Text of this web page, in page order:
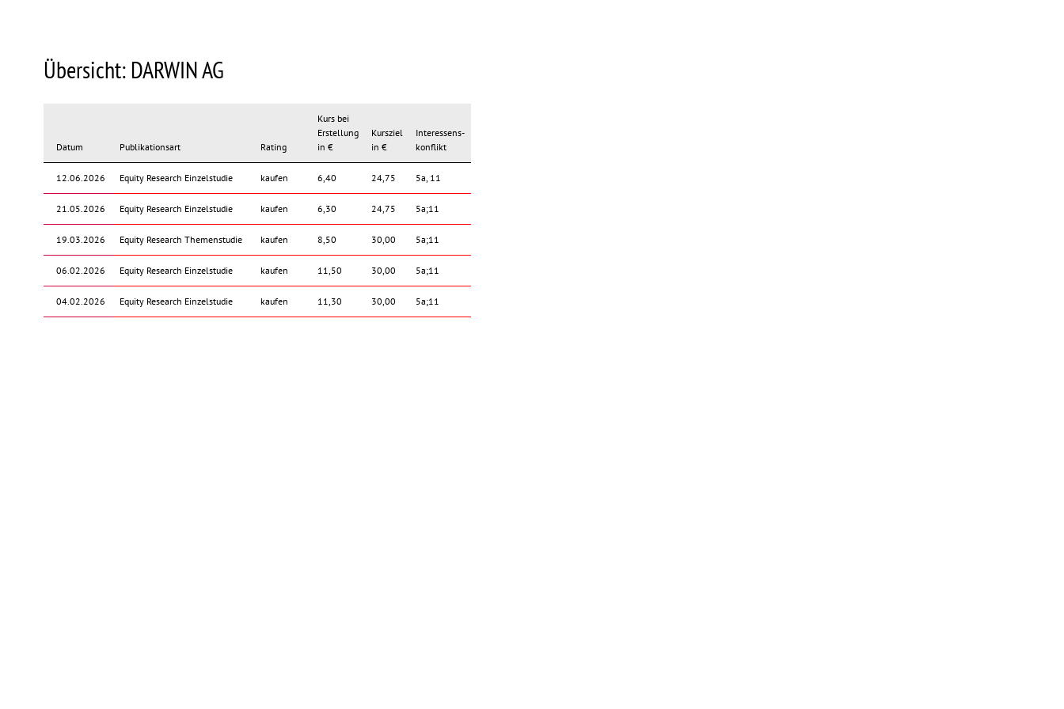
Übersicht: DARWIN AG
Datum Publikationsart Rating
Kurs bei
Erstellung
in €
Kursziel
in €
Interessens-
konflikt
12.06.2026 Equity Research Einzelstudie kaufen 6,40 24,75 5a, 11
21.05.2026 Equity Research Einzelstudie kaufen 6,30 24,75 5a;11
19.03.2026 Equity Research Themenstudie kaufen 8,50 30,00 5a;11
06.02.2026 Equity Research Einzelstudie kaufen 11,50 30,00 5a;11
04.02.2026 Equity Research Einzelstudie kaufen 11,30 30,00 5a;11